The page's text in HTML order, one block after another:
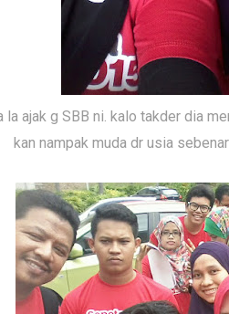
la ajak g SBB ni. kalo takder dia
kan nampak muda dr usia